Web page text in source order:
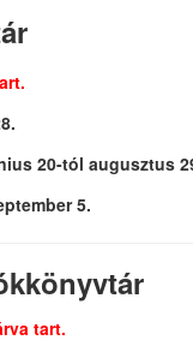
20-tól augusztus
5.
tart.